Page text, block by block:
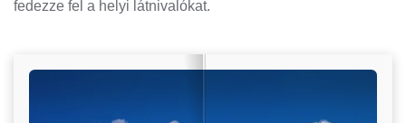
fedezze fel a helyi látnivalókat.